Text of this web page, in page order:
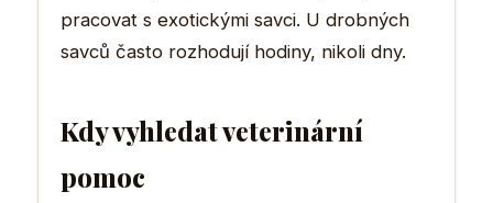
pracovat s exotickými savci. U drobných
savců často rozhodují hodiny, nikoli dny.
Kdy vyhledat veterinární
pomoc